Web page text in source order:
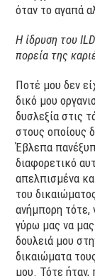
όταν το αγαπά
Η ίδρυση του
πορεία της
Ποτέ μου δεν
δικό μου
δυσλεξία στις
στους οποίους
Έβλεπα
διαφορετικό
απελπισμένα
του
ανήμπορη τότε,
γύρω μας να
δουλειά μου
δικαιώματα
μου. Τότε ήταν,